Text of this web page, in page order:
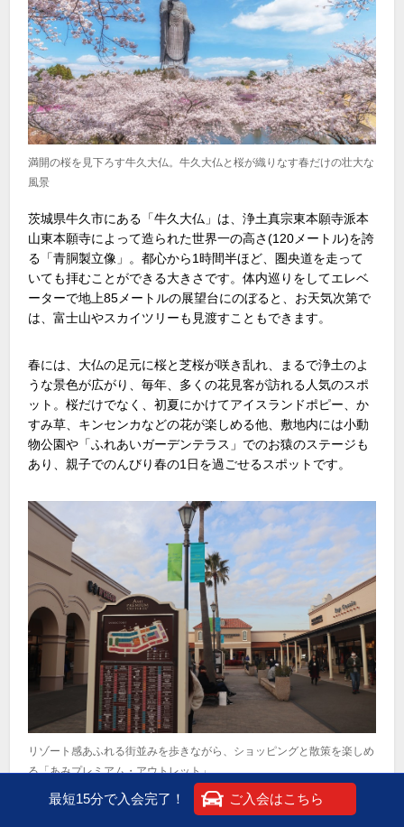
満開の桜を見下ろす牛久大仏。牛久大仏と桜が織りなす春だけの壮大な
風景
茨城県牛久市にある「牛久大仏」は、浄土真宗東本願寺派本
山東本願寺によって造られた世界一の高さ(120メートル)を誇
る「青胴製立像」。都心から1時間半ほど、圏央道を走って
いても拝むことができる大きさです。体内巡りをしてエレベ
ーターで地上85メートルの展望台にのぼると、お天気次第で
は、富士山やスカイツリーも見渡すこともできます。
春には、大仏の足元に桜と芝桜が咲き乱れ、まるで浄土のよ
うな景色が広がり、毎年、多くの花見客が訪れる人気のスポ
ット。桜だけでなく、初夏にかけてアイスランドポピー、か
すみ草、キンセンカなどの花が楽しめる他、敷地内には小動
物公園や「ふれあいガーデンテラス」でのお猿のステージも
あり、親子でのんびり春の1日を過ごせるスポットです。
リゾート感あふれる街並みを歩きながら、ショッピングと散策を楽しめ
る「あみプレミアム・アウトレット」
「牛久大仏」からクルマで
分ほどには「あみプレミアム・
最短15分で入会完了！ ご入会はこちら